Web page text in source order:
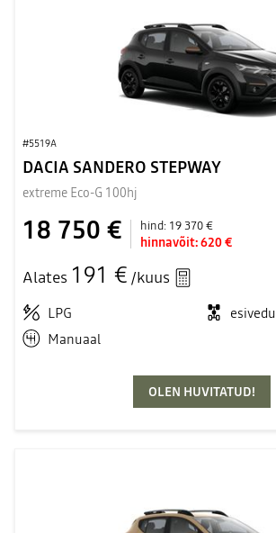
#5519A
DACIA SANDERO STEPWAY
extreme Eco-G 100hj
18 750 € hind: 19 370 €
hinnavõit:620 €
Alates 191 € /kuus
LPG
esivedu
Manuaal
OLEN HUVITATUD!